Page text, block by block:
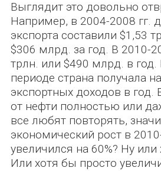
Выглядит это довольно
Например, в 2004-2008 гг.
экспорта составили $1,53
$306 млрд. за год. В 2010-
трлн. или $490 млрд. в
периоде страна получала
экспортных доходов в
от нефти полностью или
все любят повторять,
экономический рост в
увеличился на 60%? Ну или
Или хотя бы просто